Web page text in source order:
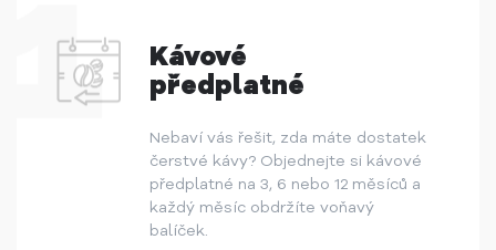
Kávové
předplatné
Nebaví vás řešit, zda máte dostatek
čerstvé kávy? Objednejte si kávové
předplatné na 3, 6 nebo 12 měsíců a
každý měsíc obdržíte voňavý
balíček.